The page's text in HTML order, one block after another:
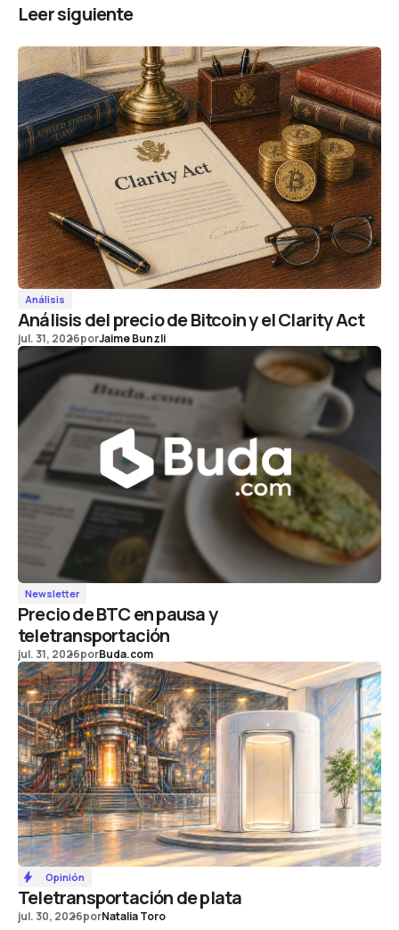
Leer siguiente
Análisis
Análisis del precio de Bitcoin y el Clarity Act
jul. 31, 2026porJaime Bunzli
Newsletter
Precio de BTC en pausa y
teletransportación
jul. 31, 2026porBuda.com
Opinión
Teletransportación de plata
jul. 30, 2026porNatalia Toro